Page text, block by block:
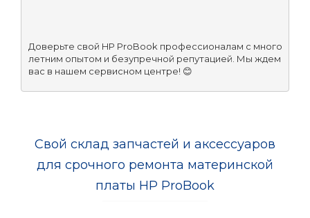
Доверьте свой HP ProBook профессионалам с много
летним опытом и безупречной репутацией. Мы ждем
вас в нашем сервисном центре! 😊
Свой склад запчастей и аксессуаров
для срочного ремонта материнской
платы HP ProBook